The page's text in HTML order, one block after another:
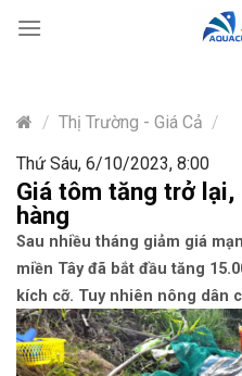
content
/ Thị Trường - Giá Cả /
Thứ Sáu, 6/10/2023, 8:00
Giá tôm tăng trở
hàng
Sau nhiều tháng giảm giá
miền Tây đã bắt đầu tăng
kích cỡ. Tuy nhiên nông dân